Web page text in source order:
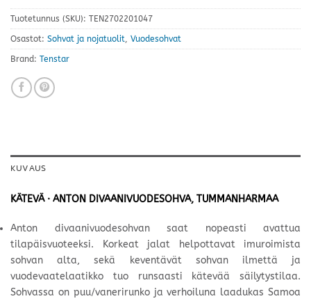
Tuotetunnus (SKU): TEN2702201047
Osastot: Sohvat ja nojatuolit, Vuodesohvat
Brand: Tenstar
KUVAUS
KÄTEVÄ · ANTON DIVAANIVUODESOHVA, TUMMANHARMAA
Anton divaanivuodesohvan saat nopeasti avattua
tilapäisvuoteeksi. Korkeat jalat helpottavat imuroimista
sohvan alta, sekä keventävät sohvan ilmettä ja
vuodevaatelaatikko tuo runsaasti kätevää säilytystilaa.
Sohvassa on puu/vanerirunko ja verhoiluna laadukas Samoa